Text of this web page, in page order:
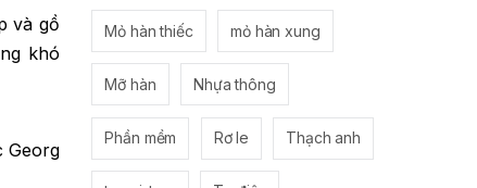
và gồ
khó
Georg
Mỏ hàn thiếc mỏ hàn xung
Mỡ hàn Nhựa thông
Phần mềm Rơ le Thạch anh